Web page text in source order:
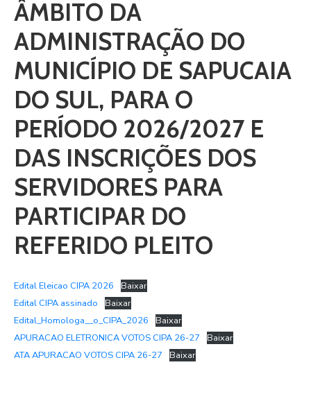
ÂMBITO DA
ADMINISTRAÇÃO DO
MUNICÍPIO DE SAPUCAIA
DO SUL, PARA O
PERÍODO 2026/2027 E
DAS INSCRIÇÕES DOS
SERVIDORES PARA
PARTICIPAR DO
REFERIDO PLEITO
Edital Eleicao CIPA 2026
Baixar
Edital CIPA assinado
Baixar
Edital_Homologa__o_CIPA_2026
Baixar
APURACAO ELETRONICA VOTOS CIPA 26-27
Baixar
ATA APURACAO VOTOS CIPA 26-27
Baixar